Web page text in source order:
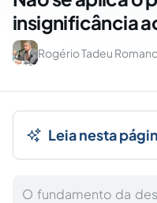
insignificância
Rogério Tadeu
Leia nesta
O fundamento da